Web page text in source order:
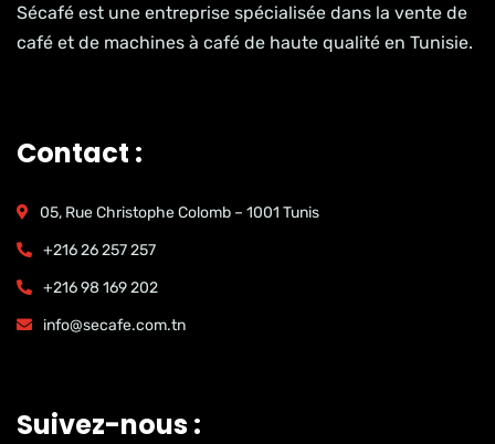
Sécafé est une entreprise spécialisée dans la vente de
café et de machines à café de haute qualité en Tunisie.
Contact :
05, Rue Christophe Colomb – 1001 Tunis
+216 26 257 257
+216 98 169 202
info@secafe.com.tn
Suivez-nous :